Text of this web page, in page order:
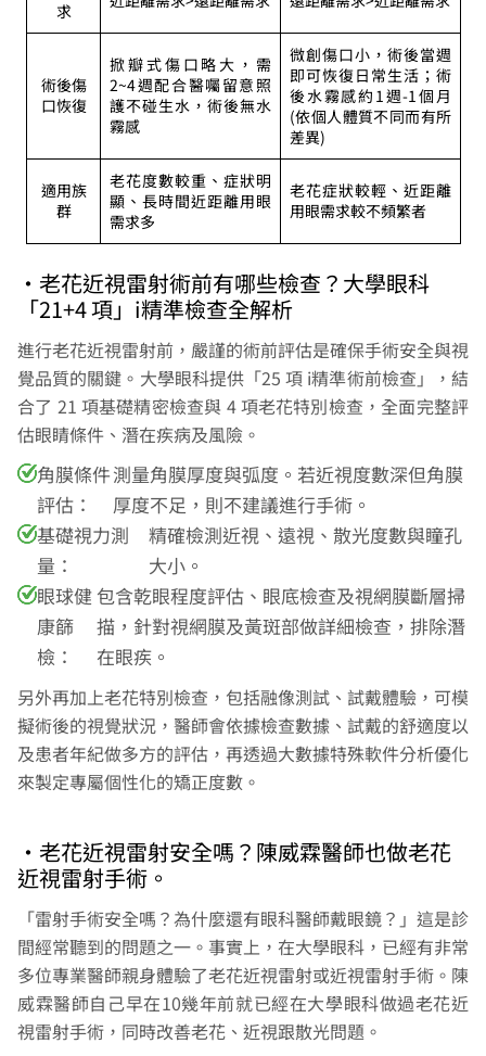
求
術後傷
口恢復
掀瓣式傷口略大，需
2~4週配合醫囑留意照
護不碰生水，術後無水
霧感
微創傷口小，術後當週
即可恢復日常生活；術
後水霧感約1週-1個月
(依個人體質不同而有所
差異)
適用族
群
老花度數較重、症狀明
顯、長時間近距離用眼
需求多
老花症狀較輕、近距離
用眼需求較不頻繁者
•老花近視雷射術前有哪些檢查？大學眼科
「21+4 項」i精準檢查全解析
進行老花近視雷射前，嚴謹的術前評估是確保手術安全與視
覺品質的關鍵。大學眼科提供「25 項 i精準術前檢查」，結
合了 21 項基礎精密檢查與 4 項老花特別檢查，全面完整評
估眼睛條件、潛在疾病及風險。
角膜條件
評估：
測量角膜厚度與弧度。若近視度數深但角膜
厚度不足，則不建議進行手術。
基礎視力測
量：
精確檢測近視、遠視、散光度數與瞳孔
大小。
眼球健
康篩
檢：
包含乾眼程度評估、眼底檢查及視網膜斷層掃
描，針對視網膜及黃斑部做詳細檢查，排除潛
在眼疾。
另外再加上老花特別檢查，包括融像測試、試戴體驗，可模
擬術後的視覺狀況，醫師會依據檢查數據、試戴的舒適度以
及患者年紀做多方的評估，再透過大數據特殊軟件分析優化
來製定專屬個性化的矯正度數。
•老花近視雷射安全嗎？陳威霖醫師也做老花
近視雷射手術。
「雷射手術安全嗎？為什麼還有眼科醫師戴眼鏡？」這是診
間經常聽到的問題之一。事實上，在大學眼科，已經有非常
多位專業醫師親身體驗了老花近視雷射或近視雷射手術。陳
威霖醫師自己早在10幾年前就已經在大學眼科做過老花近
視雷射手術，同時改善老花、近視跟散光問題。